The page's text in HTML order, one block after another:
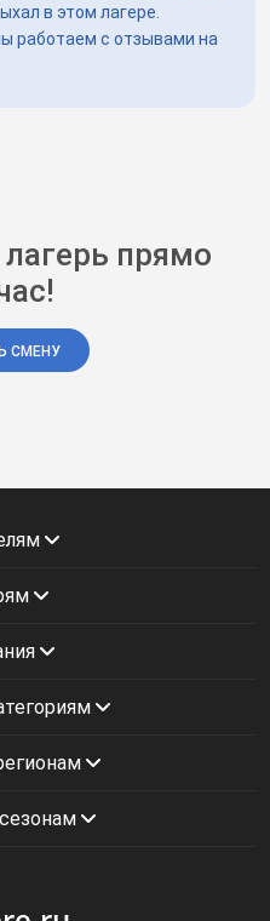
в этом лагере.
работаем с отзывами на
прямо
СМЕНУ